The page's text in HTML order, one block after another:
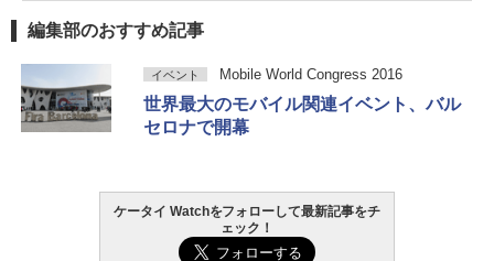
編集部のおすすめ記事
イベント Mobile World Congress 2016
世界最大のモバイル関連イベント、バル
セロナで開幕
ケータイ Watchをフォローして最新記事をチ
ェック！